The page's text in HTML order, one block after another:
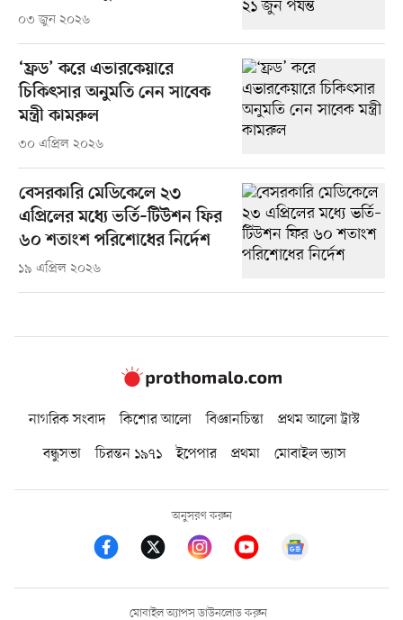
০৩ জুন ২০২৬
‘ফ্রড’ করে এভারকেয়ারে
চিকিৎসার অনুমতি নেন সাবেক
মন্ত্রী কামরুল
৩০ এপ্রিল ২০২৬
বেসরকারি মেডিকেলে ২৩
এপ্রিলের মধ্যে ভর্তি–টিউশন ফির
৬০ শতাংশ পরিশোধের নির্দেশ
১৯ এপ্রিল ২০২৬
নাগরিক সংবাদ কিশোর আলো বিজ্ঞানচিন্তা
প্রথম আলো ট্রাস্ট
বন্ধুসভা
চিরন্তন ১৯৭১ ইপেপার প্রথমা মোবাইল ভ্যাস
অনুসরণ করুন
মোবাইল অ্যাপস ডাউনলোড করুন